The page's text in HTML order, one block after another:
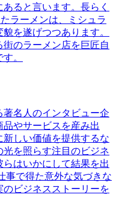
ると言います。長らく
ラーメンは、ミシュラ
を遂げつつあります。
のラーメン店を巨匠自
。
著名人のインタビュー企
やサービスを産み出
しい価値を提供するな
を照らす注目のビジネ
はいかにして結果を出
事で得た意外な気づきな
ビジネスストーリーを